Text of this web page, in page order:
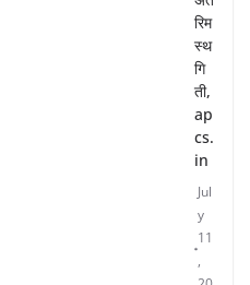
रिम
स्थ
गि
ती,
ap
cs.
in
Jul
y
11
,